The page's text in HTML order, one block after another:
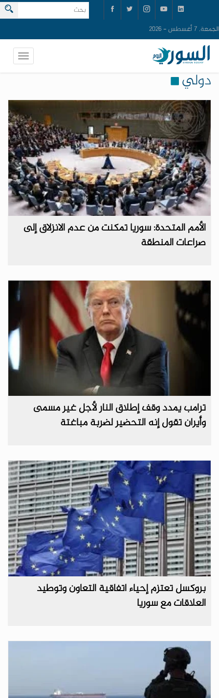
الجمعة, 7 أغسطس - 2026
دولي
الأمم المتحدة: سوريا تمكنت من عدم الانزلاق إلى
صراعات المنطقة
ترامب يمدد وقف إطلاق النار لأجل غير مسمى
وأيران تقول إنه التحضير لضربة مباغتة
بروكسل تعتزم إحياء اتفاقية التعاون وتوطيد
العلاقات مع سوريا